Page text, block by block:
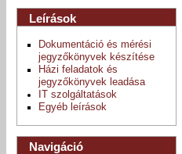
Leírások
Dokumentáció és mérési
jegyzőkönyvek készítése
Házi feladatok és
jegyzőkönyvek leadása
IT szolgáltatások
Egyéb leírások
Navigáció